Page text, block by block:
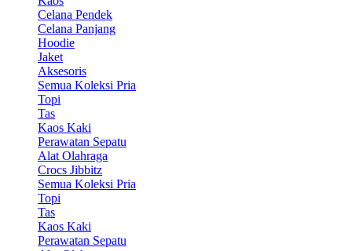
Celana Pendek
Celana Panjang
Hoodie
Jaket
Aksesoris
Semua Koleksi Pria
Topi
Tas
Kaos Kaki
Perawatan Sepatu
Alat Olahraga
Crocs Jibbitz
Semua Koleksi Pria
Topi
Tas
Kaos Kaki
Perawatan Sepatu